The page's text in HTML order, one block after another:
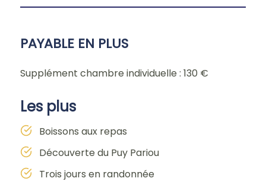
PAYABLE EN PLUS
Supplément chambre individuelle : 130 €
Les plus
Boissons aux repas
Découverte du Puy Pariou
Trois jours en randonnée